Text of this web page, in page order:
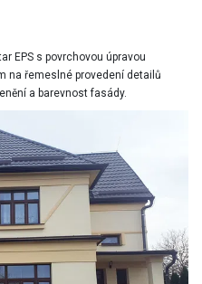
EPS s povrchovou úpravou
na řemeslné provedení detailů
a barevnost fasády.